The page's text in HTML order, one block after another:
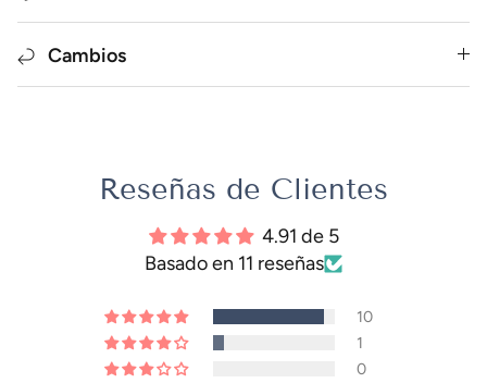
Cambios
Reseñas de Clientes
4.91 de 5
Basado en 11 reseñas
10
1
0